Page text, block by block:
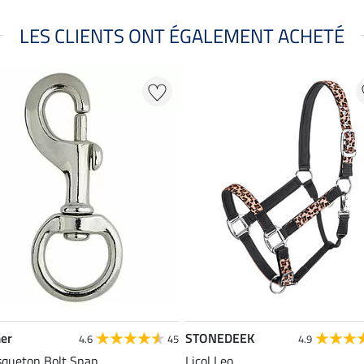
LES CLIENTS ONT ÉGALEMENT ACHETÉ
4.6 45 STONEDEEK 4.9